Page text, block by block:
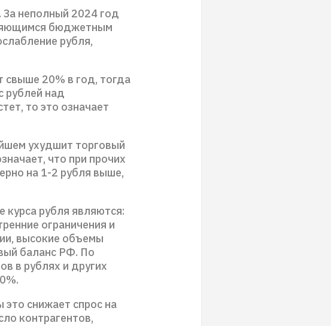
неполный 2024 год
бюджетным
рубля,
свыше 20% в год, тогда
рублей над
то это означает
ухудшит торговый
что при прочих
на 1-2 рубля выше,
рубля являются:
ограничения и
высокие объемы
баланс РФ. По
в рублях и других
это снижает спрос на
контрагентов,